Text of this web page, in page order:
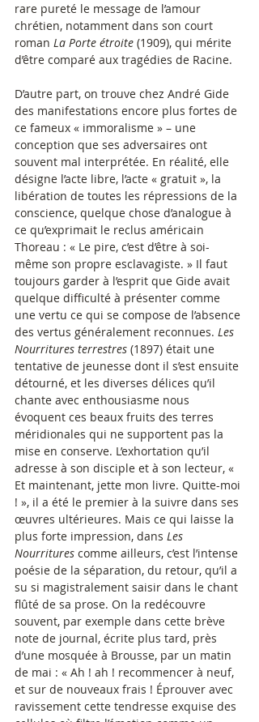
rare pureté le message de l’amour
chrétien, notamment dans son court
roman La Porte étroite (1909), qui mérite
d’être comparé aux tragédies de Racine.
D’autre part, on trouve chez André Gide
des manifestations encore plus fortes de
ce fameux « immoralisme » – une
conception que ses adversaires ont
souvent mal interprétée. En réalité, elle
désigne l’acte libre, l’acte « gratuit », la
libération de toutes les répressions de la
conscience, quelque chose d’analogue à
ce qu’exprimait le reclus américain
Thoreau : « Le pire, c’est d’être à soi-
même son propre esclavagiste. » Il faut
toujours garder à l’esprit que Gide avait
quelque difficulté à présenter comme
une vertu ce qui se compose de l’absence
des vertus généralement reconnues. Les
Nourritures terrestres (1897) était une
tentative de jeunesse dont il s’est ensuite
détourné, et les diverses délices qu’il
chante avec enthousiasme nous
évoquent ces beaux fruits des terres
méridionales qui ne supportent pas la
mise en conserve. L’exhortation qu’il
adresse à son disciple et à son lecteur, «
Et maintenant, jette mon livre. Quitte-moi
! », il a été le premier à la suivre dans ses
œuvres ultérieures. Mais ce qui laisse la
plus forte impression, dans Les
Nourritures comme ailleurs, c’est l’intense
poésie de la séparation, du retour, qu’il a
su si magistralement saisir dans le chant
flûté de sa prose. On la redécouvre
souvent, par exemple dans cette brève
note de journal, écrite plus tard, près
d’une mosquée à Brousse, par un matin
de mai : « Ah ! ah ! recommencer à neuf,
et sur de nouveaux frais ! Éprouver avec
ravissement cette tendresse exquise des